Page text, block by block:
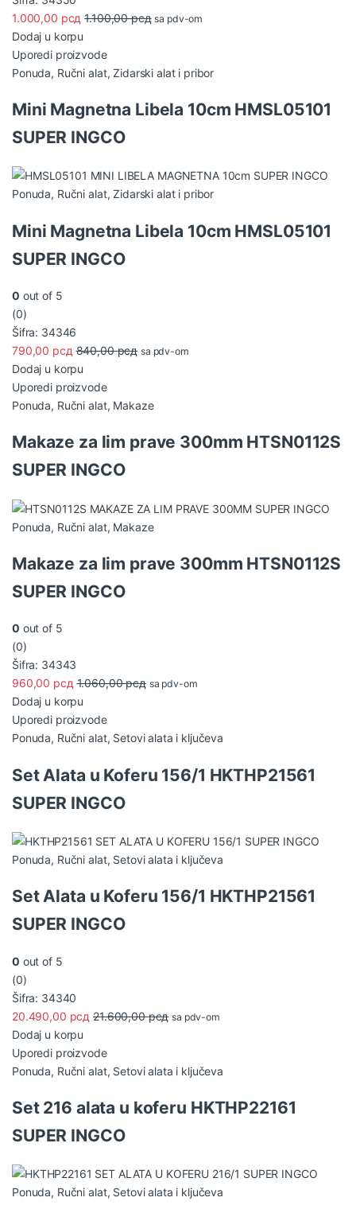
1.000,00 рсд 1.100,00рсд sa pdv-om
Dodaj u korpu
Uporedi proizvode
Ponuda, Ručni alat,Zidarski alat i pribor
Mini Magnetna Libela 10cm HMSL05101
SUPER INGCO
Ponuda, Ručni alat,Zidarski alat i pribor
Mini Magnetna Libela 10cm HMSL05101
SUPER INGCO
0 out of 5
(0)
Šifra: 34346
790,00 рсд 840,00рсд sa pdv-om
Dodaj u korpu
Uporedi proizvode
Ponuda, Ručni alat, Makaze
Makaze za lim prave 300mm HTSN0112S
SUPER INGCO
Ponuda, Ručni alat, Makaze
Makaze za lim prave 300mm HTSN0112S
SUPER INGCO
0 out of 5
(0)
Šifra: 34343
960,00 рсд 1.060,00рсд sa pdv-om
Dodaj u korpu
Uporedi proizvode
Ponuda, Ručni alat, Setovi alata i ključeva
Set Alata u Koferu 156/1 HKTHP21561
SUPER INGCO
Ponuda, Ručni alat, Setovi alata i ključeva
Set Alata u Koferu 156/1 HKTHP21561
SUPER INGCO
0 out of 5
(0)
Šifra: 34340
20.490,00 рсд 21.600,00рсд sa pdv-om
Dodaj u korpu
Uporedi proizvode
Ponuda, Ručni alat, Setovi alata i ključeva
Set 216 alata u koferu HKTHP22161
SUPER INGCO
Ponuda, Ručni alat, Setovi alata i ključeva